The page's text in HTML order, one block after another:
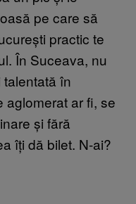
pe care să
practic te
În Suceava, nu
în
aglomerat ar fi, se
și fără
îți dă bilet. N-ai?